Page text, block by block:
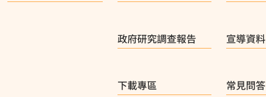
政府研究調查報告 宣導資料
下載專區 常見問答